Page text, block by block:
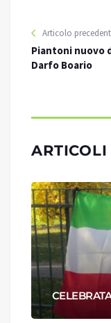
Articolo
Piantoni nuovo
Darfo Boario
ARTICOLI